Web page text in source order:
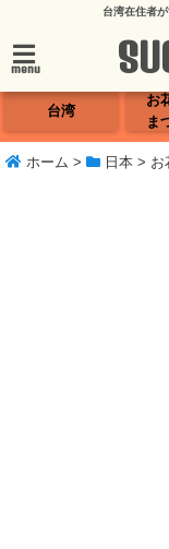
台湾在住者
menu
台湾
お
ま
ホーム > 日本 > お